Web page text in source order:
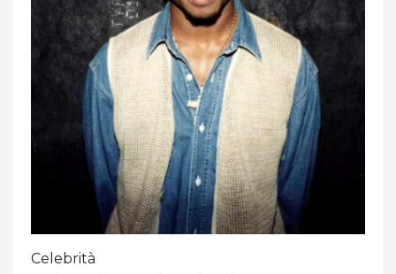
Celebrità